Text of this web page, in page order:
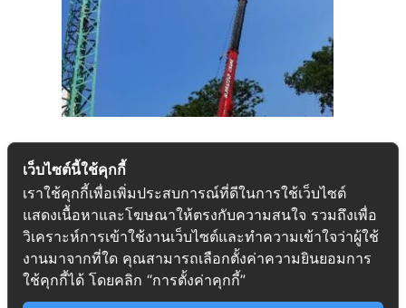
เว็บไซต์นี้ใช้คุกกี้
เราใช้คุกกี้เพื่อเพิ่มประสบการณ์ที่ดีในการใช้เว็บไซต์
แสดงเนื้อหาและโฆษณาให้ตรงกับความสนใจ รวมถึงเพื่อ
วิเคราะห์การเข้าใช้งานเว็บไซต์และทำความเข้าใจว่าผู้ใช้
งานมาจากที่ใด คุณสามารถเลือกตั้งค่าความยินยอมการ
ใช้คุกกี้ได้ โดยคลิก “การตั้งค่าคุกกี้”